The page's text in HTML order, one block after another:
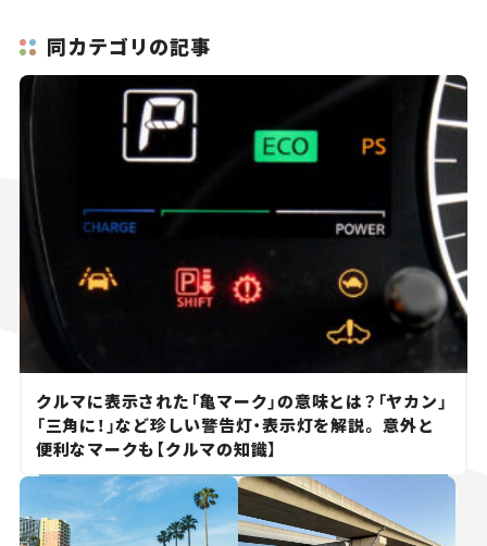
同カテゴリの記事
クルマに表示された「亀マーク」の意味とは？「ヤカン」
「三角に！」など珍しい警告灯・表示灯を解説。 意外と
便利なマークも【クルマの知識】